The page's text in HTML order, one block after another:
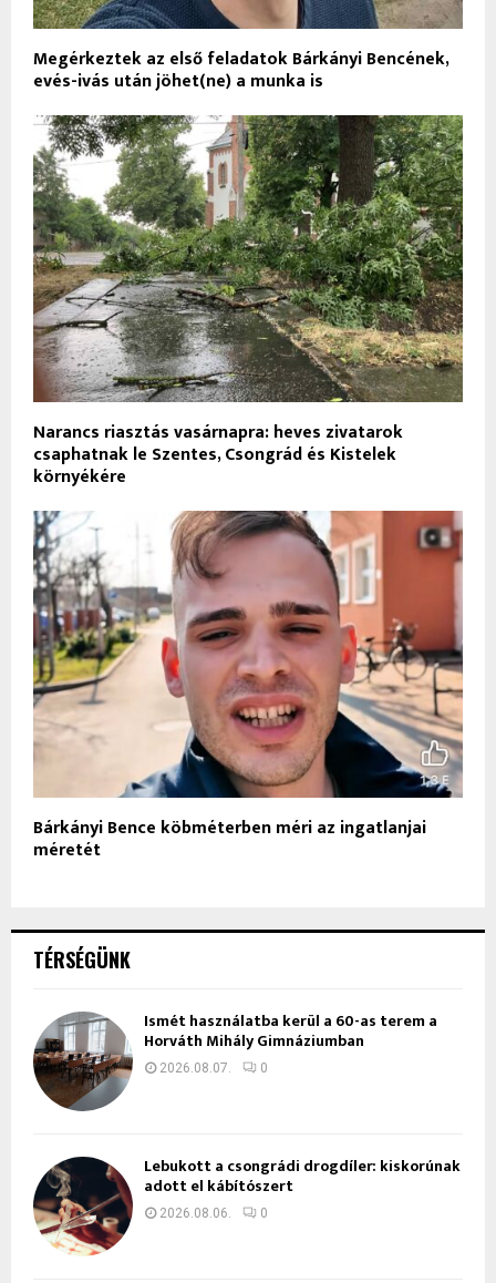
Megérkeztek az első feladatok Bárkányi Bencének,
evés-ivás után jöhet(ne) a munka is
Narancs riasztás vasárnapra: heves zivatarok
csaphatnak le Szentes, Csongrád és Kistelek
környékére
Bárkányi Bence köbméterben méri az ingatlanjai
méretét
TÉRSÉGÜNK
Ismét használatba kerül a 60-as terem a
Horváth Mihály Gimnáziumban
2026.08.07. 0
Lebukott a csongrádi drogdíler: kiskorúnak
adott el kábítószert
2026.08.06. 0